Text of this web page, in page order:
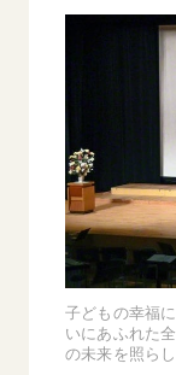
釈尊～法華経
初代会長・牧
第2代会長・
第3代会長・
年間の活動につ
彼岸
「持続可能な開
展示活動
教育本部の活動
図書贈呈
世界の創価学会
創価学会 会憲
創価学会 社会憲
組織・機構
会長・理事長・
沿革
略年表
入会について
座談会御書ｅ講義
小説『新・人間
御書検索［新版］
関連リンク
創価学会総本部
墓地公園・納骨堂
聖教ブックスト
ご意見
ご利用にあたっ
子どもの幸福
いにあふれた
の未来を照ら